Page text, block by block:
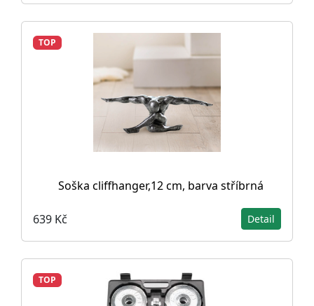
TOP
Soška cliffhanger,12 cm, barva stříbrná
639 Kč Detail
TOP